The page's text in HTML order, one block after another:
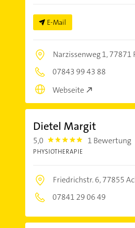
E-Mail
Narzissenweg 1,77871
07843 99 43 88
Webseite
Dietel Margit
5,0 5.0 1 Bewertung
PHYSIOTHERAPIE
Friedrichstr. 6,77855
07841 29 06 49